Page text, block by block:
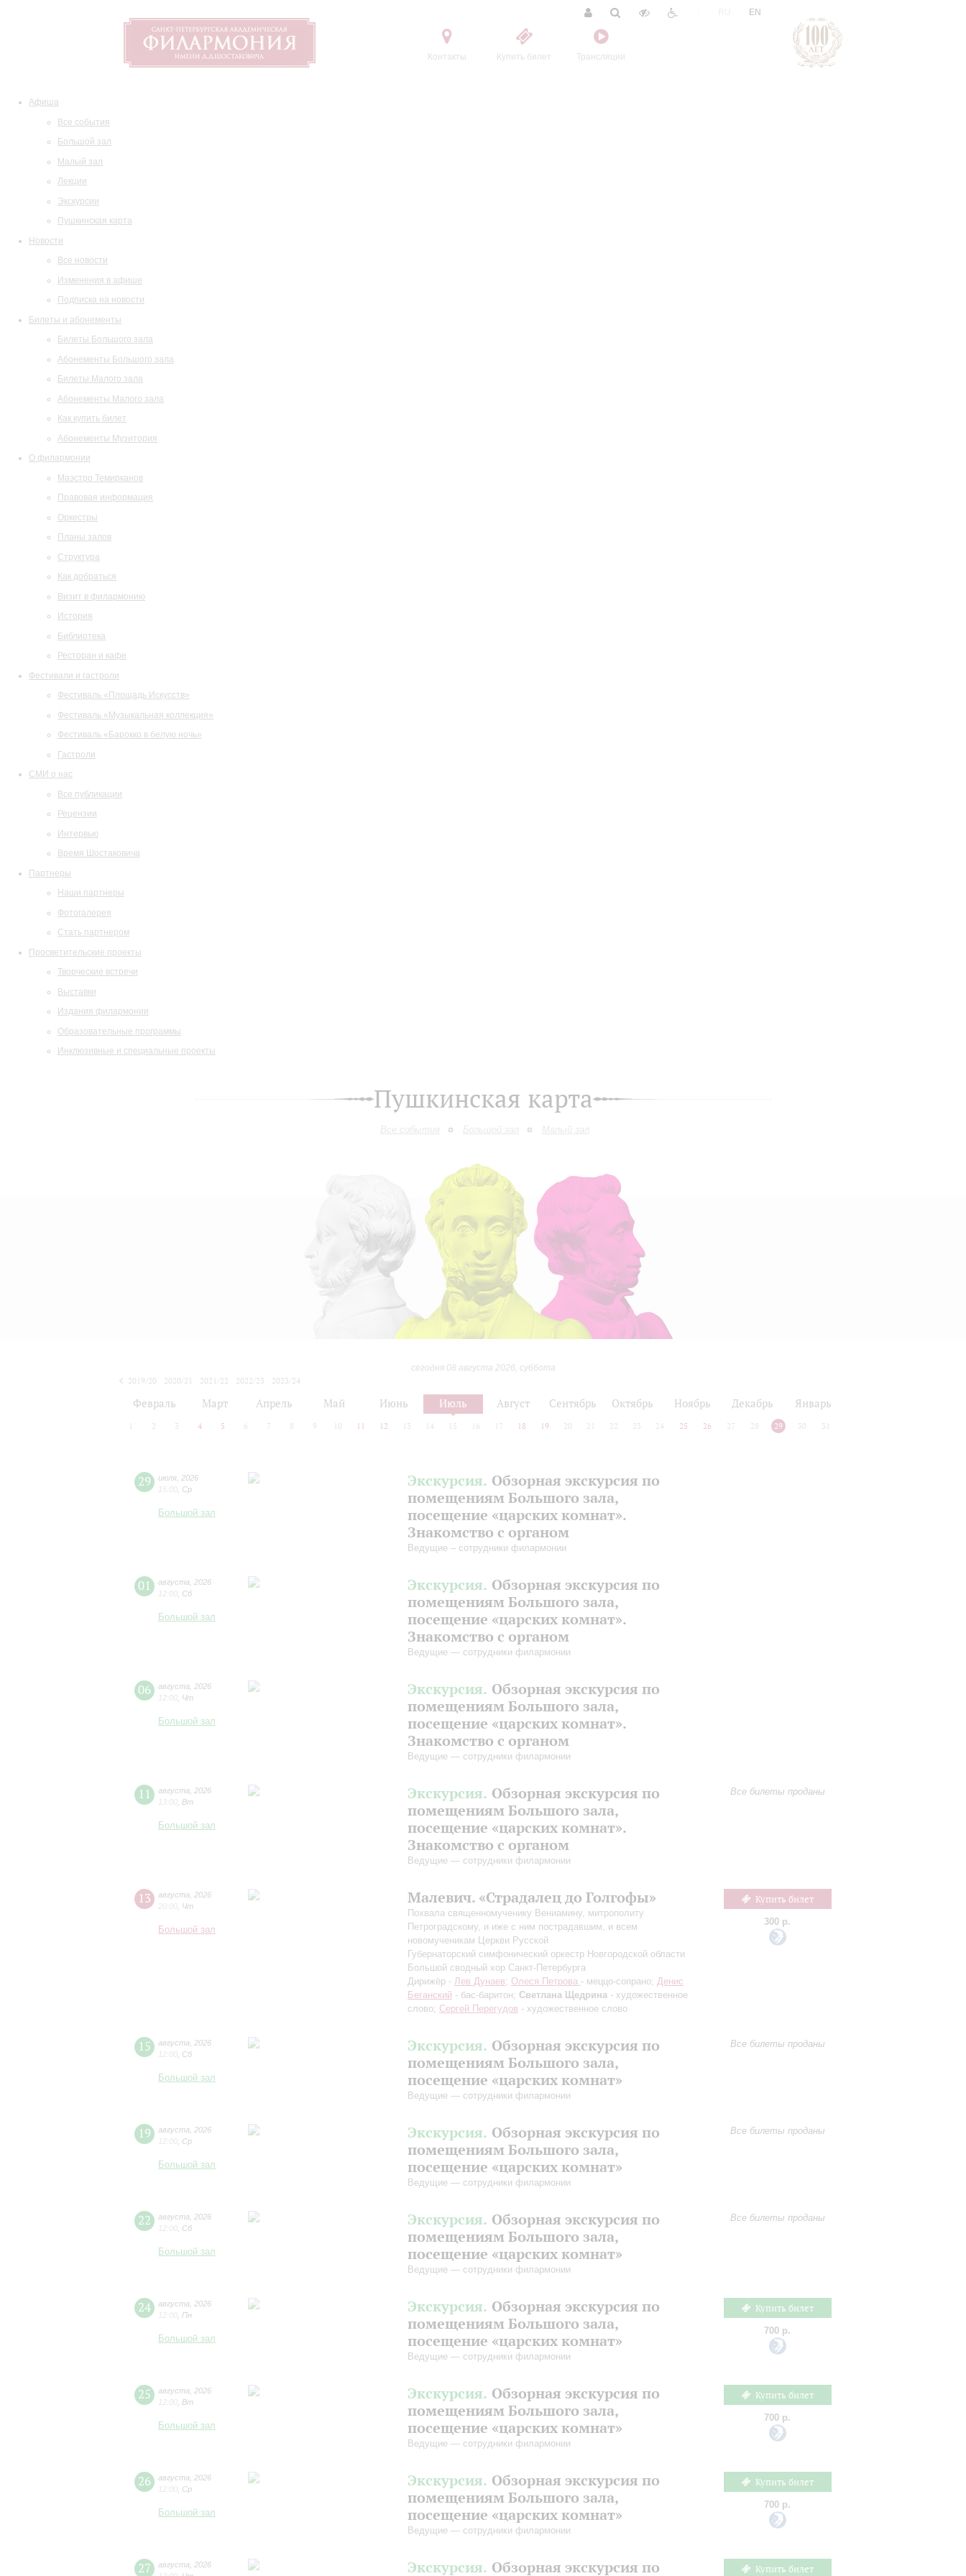
Контакты Купить билет Трансляции
EN
Афиша
Все события
Большой зал
Малый зал
Лекции
Экскурсии
Пушкинская карта
Новости
Все новости
Изменения в афише
Подписка на новости
Билеты и абонементы
Билеты Большого зала
Абонементы Большого зала
Билеты Малого зала
Абонементы Малого зала
Как купить билет
Абонементы Музитория
О филармонии
Маэстро Темирканов
Правовая информация
Оркестры
Планы залов
Структура
Как добраться
Визит в филармонию
История
Библиотека
Ресторан и кафе
Фестивали и гастроли
Фестиваль «Площадь Искусств»
Фестиваль «Музыкальная коллекция»
Фестиваль «Барокко в белую ночь»
Гастроли
СМИ о нас
Все публикации
Рецензии
Интервью
Время Шостаковича
Партнеры
Наши партнеры
Фотогалерея
Стать партнером
Просветительские проекты
Творческие встречи
Выставки
Издания филармонии
Образовательные программы
Инклюзивные и специальные проекты
Пушкинская карта
Все события Большой зал Малый зал
сегодня 08 августа 2026, суббота
2019/20
2020/21 2021/22 2022/23
2023/24
Февраль Март Апрель Май Июнь Июль Август Сентябрь Октябрь Ноябрь Декабрь Январь
2 3 4 5 6 7 8 9 10 11 12 13 14 15 16 17 18 19 20 21 22 23 24 25 26 27 28 29 30 31
29 июля 2026
15:00 Ср
Большой зал
Экскурсия. Обзорная экскурсия по
помещениям Большого зала,
посещение «царских комнат».
Знакомство с органом
Ведущие – сотрудники филармонии
01 августа
2026
12:00 Сб
Большой зал
Экскурсия. Обзорная экскурсия по
помещениям Большого зала,
посещение «царских комнат».
Знакомство с органом
Ведущие — сотрудники филармонии
06 августа
2026
12:00 Чт
Большой зал
Экскурсия. Обзорная экскурсия по
помещениям Большого зала,
посещение «царских комнат».
Знакомство с органом
Ведущие — сотрудники филармонии
11 августа
2026
13:00 Вт
Большой зал
Экскурсия. Обзорная экскурсия по
помещениям Большого зала,
посещение «царских комнат».
Знакомство с органом
Ведущие — сотрудники филармонии
Все билеты проданы
13 августа
2026
20:00 Чт
Большой зал
Малевич. «Страдалец до Голгофы»
Похвала священномученику Вениамину, митрополиту
Петроградскому, и иже с ним пострадавшим, и всем
новомученикам Церкви Русской
Губернаторский симфонический оркестр Новгородской области
Большой сводный хор Санкт-Петербурга
Дирижёр - Лев Дунаев; Олеся Петрова - меццо-сопрано; Денис
Беганский - бас-баритон; Светлана Щедрина - художественное
слово; Сергей Перегудов - художественное слово
Купить билет
300 р.
15 августа
2026
12:00 Сб
Большой зал
Экскурсия. Обзорная экскурсия по
помещениям Большого зала,
посещение «царских комнат»
Ведущие — сотрудники филармонии
Все билеты проданы
19 августа
2026
12:00 Ср
Большой зал
Экскурсия. Обзорная экскурсия по
помещениям Большого зала,
посещение «царских комнат»
Ведущие — сотрудники филармонии
Все билеты проданы
22 августа
2026
12:00 Сб
Большой зал
Экскурсия. Обзорная экскурсия по
помещениям Большого зала,
посещение «царских комнат»
Ведущие — сотрудники филармонии
Все билеты проданы
24 августа
2026
12:00 Пн
Большой зал
Экскурсия. Обзорная экскурсия по
помещениям Большого зала,
посещение «царских комнат»
Ведущие — сотрудники филармонии
Купить билет
700 р.
25 августа
2026
12:00 Вт
Большой зал
Экскурсия. Обзорная экскурсия по
помещениям Большого зала,
посещение «царских комнат»
Ведущие — сотрудники филармонии
Купить билет
700 р.
26 августа
2026
12:00 Ср
Большой зал
Экскурсия. Обзорная экскурсия по
помещениям Большого зала,
посещение «царских комнат»
Ведущие — сотрудники филармонии
Купить билет
700 р.
27 августа
2026
Экскурсия. Обзорная экскурсия по
Купить билет